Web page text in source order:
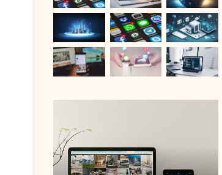
virus
de
mi
ordenador